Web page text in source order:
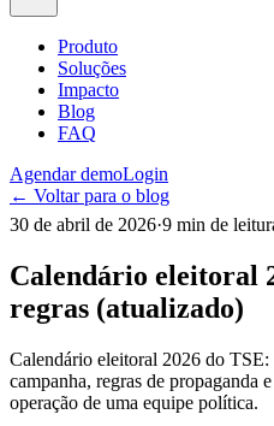
Produto
Soluções
Impacto
Blog
FAQ
Agendar demoLogin
← Voltar para o blog
30 de abril de 2026·9 min de
Calendário eleitoral
regras (atualizado)
Calendário eleitoral 2026 do
campanha, regras de propaganda
operação de uma equipe política.